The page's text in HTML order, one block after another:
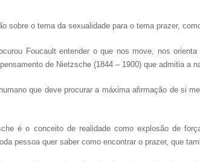
sobre o tema da sexualidade para o tema prazer,
Foucault entender o que nos move, nos
de Nietzsche (1844 – 1900) que admitia a
que deve procurar a máxima afirmação de si
é o conceito de realidade como explosão de
pessoa quer saber como encontrar o prazer, que